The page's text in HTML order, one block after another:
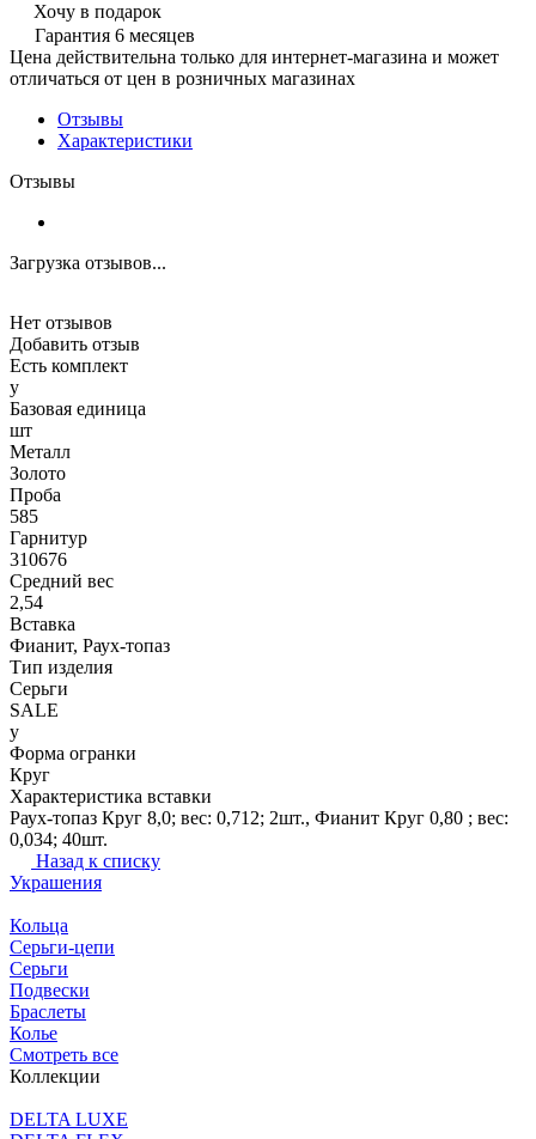
Хочу в подарок
Гарантия 6 месяцев
Цена действительна только для интернет-магазина и может
отличаться от цен в розничных магазинах
Отзывы
Характеристики
Отзывы
Загрузка отзывов...
Нет отзывов
Добавить отзыв
Есть комплект
y
Базовая единица
шт
Металл
Золото
Проба
585
Гарнитур
310676
Средний вес
2,54
Вставка
Фианит, Раух-топаз
Тип изделия
Серьги
SALE
y
Форма огранки
Круг
Характеристика вставки
Раух-топаз Круг 8,0; вес: 0,712; 2шт., Фианит Круг 0,80 ; вес:
0,034; 40шт.
Назад к списку
Украшения
Кольца
Серьги-цепи
Серьги
Подвески
Браслеты
Колье
Смотреть все
Коллекции
DELTA LUXE